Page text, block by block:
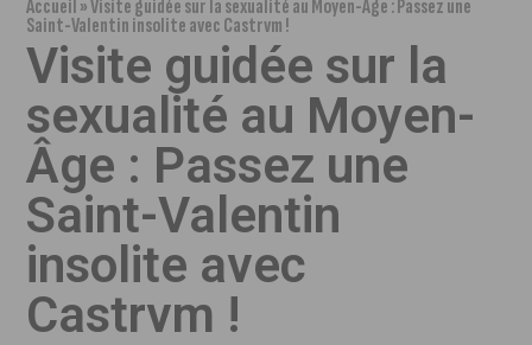
Accueil»Visite guidée sur la sexualité au Moyen-Âge : Passez une
Saint-Valentin insolite avec Castrvm !
Visite guidée sur la
sexualité au Moyen-
Âge : Passez une
Saint-Valentin
insolite avec
Castrvm !